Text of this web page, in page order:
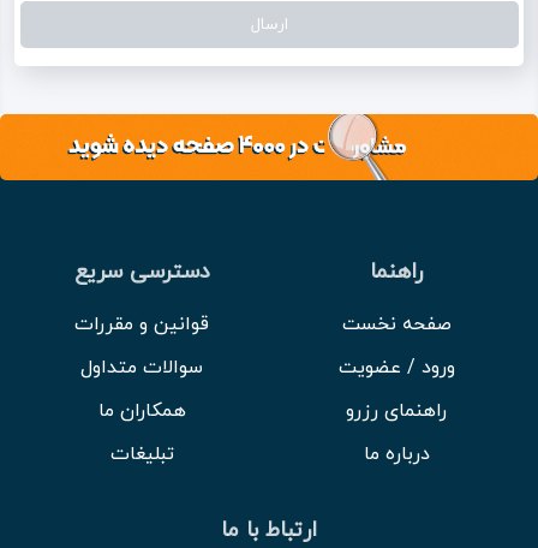
راهنما
صفحه نخست
ورود / عضویت
راهنمای رزرو
درباره ما
دسترسی سریع
قوانین و مقررات
سوالات متداول
همکاران ما
تبلیغات
ارتباط با ما